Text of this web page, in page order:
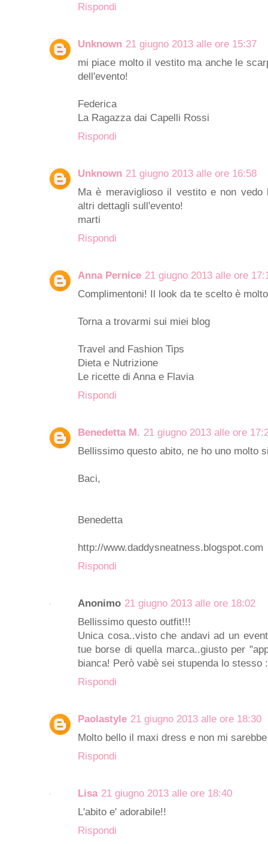
Rispondi
Unknown 21 giugno 2013 alle ore 15:37
mi piace molto il vestito ma anche le
dell'evento!
Federica
La Ragazza dai Capelli Rossi
Rispondi
Unknown 21 giugno 2013 alle ore 16:58
Ma è meraviglioso il vestito e non
altri dettagli sull'evento!
marti
Rispondi
Anna Pernice 21 giugno 2013 alle ore
Complimentoni! Il look da te scelto è
Torna a trovarmi sui miei blog
Travel and Fashion Tips
Dieta e Nutrizione
Le ricette di Anna e Flavia
Rispondi
Benedetta M. 21 giugno 2013 alle ore
Bellissimo questo abito, ne ho uno molto
Baci,
Benedetta
http://www.daddysneatness.blogspot.com
Rispondi
Anonimo 21 giugno 2013 alle ore 18:02
Bellissimo questo outfit!!!
Unica cosa..visto che andavi ad un
tue borse di quella marca..giusto per
bianca! Però vabè sei stupenda lo stesso
Rispondi
Paolastyle 21 giugno 2013 alle ore 18:30
Molto bello il maxi dress e non mi
Rispondi
Lisa 21 giugno 2013 alle ore 18:40
L'abito e' adorabile!!
Rispondi